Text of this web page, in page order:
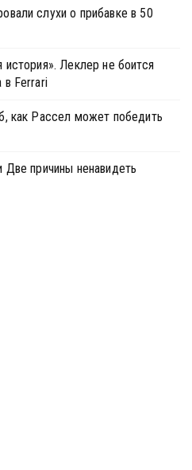
слухи о прибавке в 50
Леклер не боится
в Ferrari
как Рассел может победить
причины ненавидеть